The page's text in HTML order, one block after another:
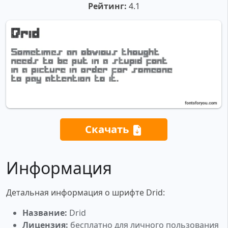
Рейтинг: 4.1
Скачать
Информация
Детальная информация о шрифте Drid:
Название: Drid
Лицензия: бесплатно для личного пользования